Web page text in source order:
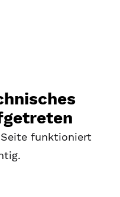
funktioniert